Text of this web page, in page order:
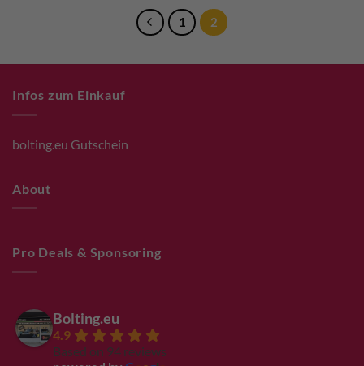
1 2
Infos zum Einkauf
bolting.eu Gutschein
About
Pro Deals & Sponsoring
Bolting.eu
4.9
Based on 94 reviews